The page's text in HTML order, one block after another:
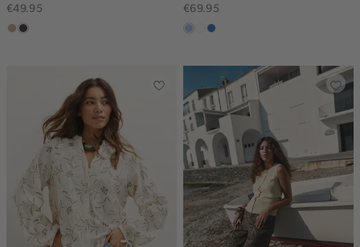
€49.95
zandchoco
€69.95
blauw,
light
witblauw,
middle